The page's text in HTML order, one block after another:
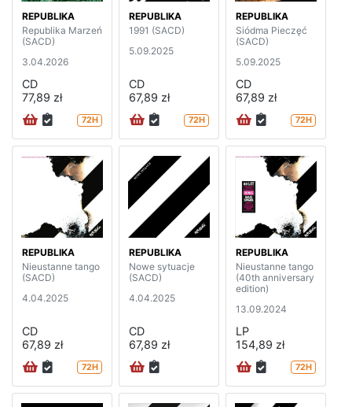
REPUBLIKA
Republika Marzeń
(SACD)
3.04.2026
CD
77,89 zł
72H
REPUBLIKA
1991 (SACD)
5.09.2025
CD
67,89 zł
72H
REPUBLIKA
Siódma Pieczęć
(SACD)
5.09.2025
CD
67,89 zł
72H
REPUBLIKA
Nieustanne tango
(SACD)
4.04.2025
CD
67,89 zł
72H
REPUBLIKA
Nowe sytuacje
(SACD)
4.04.2025
CD
67,89 zł
REPUBLIKA
Nieustanne tango
(40th anniversary
edition)
13.09.2024
LP
154,89 zł
72H